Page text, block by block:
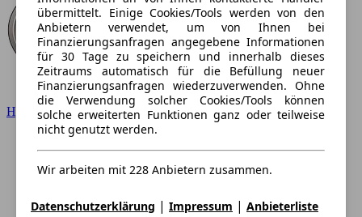
Hyundai
übermittelt. Einige Cookies/Tools werden von den
Anbietern verwendet, um von Ihnen bei
Finanzierungsanfragen angegebene Informationen
für 30 Tage zu speichern und innerhalb dieses
Zeitraums automatisch für die Befüllung neuer
Finanzierungsanfragen wiederzuverwenden. Ohne
die Verwendung solcher Cookies/Tools können
solche erweiterten Funktionen ganz oder teilweise
nicht genutzt werden.
Wir arbeiten mit 228 Anbietern zusammen.
Datenschutzerklärung | Impressum | Anbieterliste